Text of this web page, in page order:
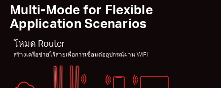
Multi-Mode for Flexible
Application Scenarios
โหมด Router
สร้างเครือข่ายไร้สายเพื่อการเชื่อมต่ออุปกรณ์ผ่าน WiFi